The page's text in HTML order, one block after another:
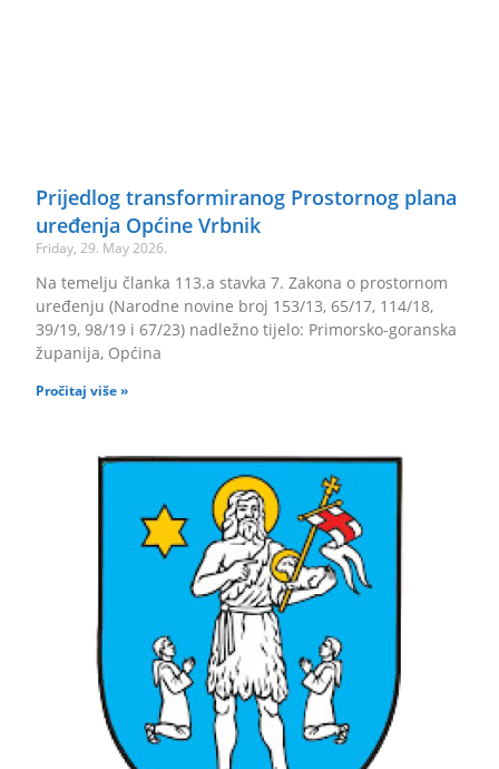
Prijedlog transformiranog Prostornog plana
uređenja Općine Vrbnik
Friday, 29. May 2026.
Na temelju članka 113.a stavka 7. Zakona o prostornom
uređenju (Narodne novine broj 153/13, 65/17, 114/18,
39/19, 98/19 i 67/23) nadležno tijelo: Primorsko-goranska
županija, Općina
Pročitaj više »